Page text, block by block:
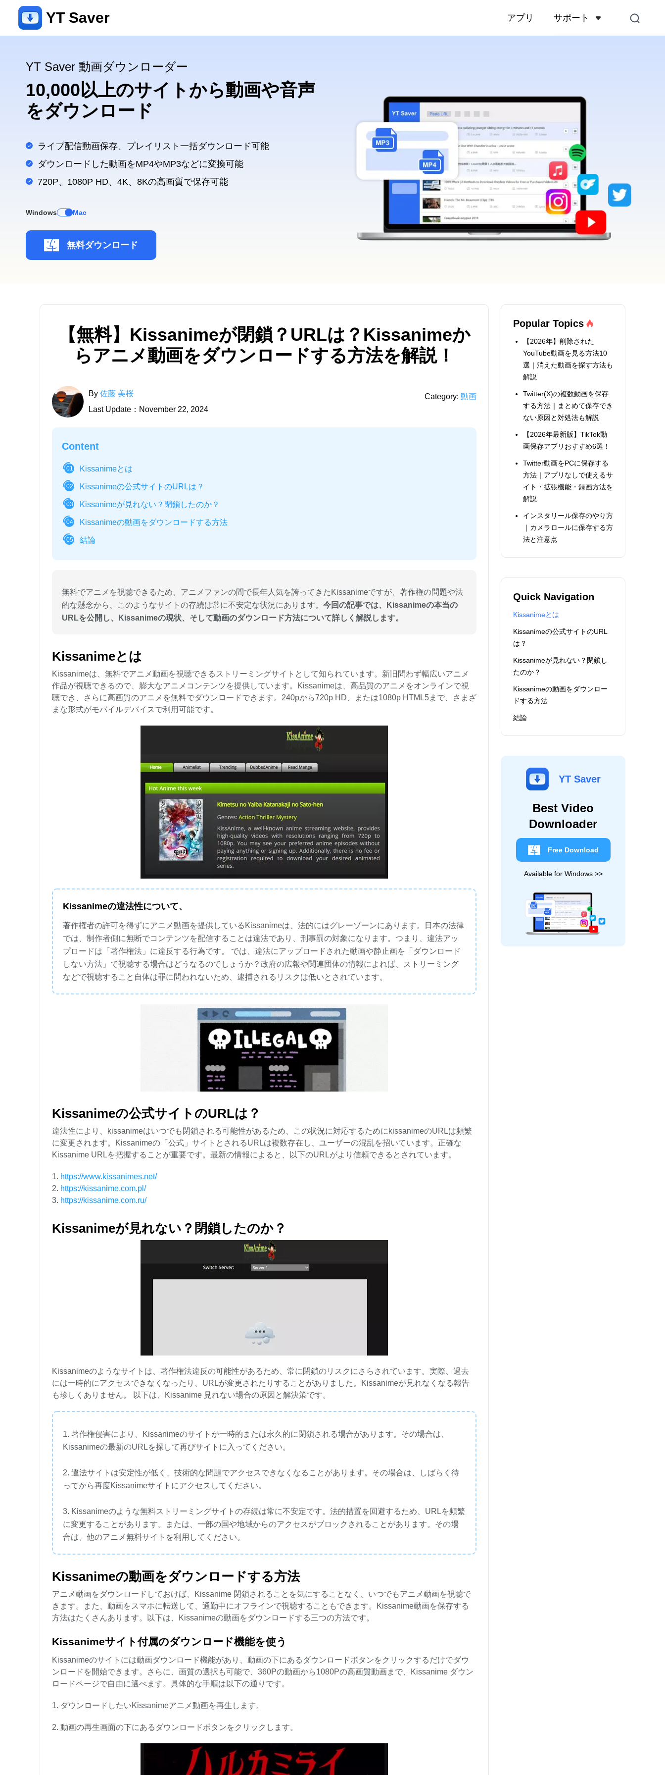
YT Saver アプリ サポート
YT Saver 動画ダウンローダー
10,000以上のサイトから動画や音声
をダウンロード
ライブ配信動画保存、プレイリスト一括ダウンロード可能
ダウンロードした動画をMP4やMP3などに変換可能
720P、1080P HD、4K、8Kの高画質で保存可能
Windows Mac
無料ダウンロード
【無料】Kissanimeが閉鎖？URLは？Kissanimeか
らアニメ動画をダウンロードする方法を解説！
By 佐藤 美桜
Last Update：November 22, 2024
Category: 動画
Content
01 Kissanimeとは
02 Kissanimeの公式サイトのURLは？
03 Kissanimeが見れない？閉鎖したのか？
04 Kissanimeの動画をダウンロードする方法
05 結論
無料でアニメを視聴できるため、アニメファンの間で長年人気を誇ってきたKissanimeですが、著作権の問題や法
的な懸念から、このようなサイトの存続は常に不安定な状況にあります。 今回の記事では、Kissanimeの本当の
URLを公開し、Kissanimeの現状、そして動画のダウンロード方法について詳しく解説します。
Kissanimeとは
Kissanimeは、無料でアニメ動画を視聴できるストリーミングサイトとして知られています。新旧問わず幅広いアニメ
作品が視聴できるので、膨大なアニメコンテンツを提供しています。Kissanimeは、高品質のアニメをオンラインで視
聴でき、さらに高画質のアニメを無料でダウンロードできます。240pから720p HD、または1080p HTML5まで、さまざ
まな形式がモバイルデバイスで利用可能です。
Kissanimeの違法性について、
著作権者の許可を得ずにアニメ動画を提供しているKissanimeは、法的にはグレーゾーンにあります。日本の法律
では、制作者側に無断でコンテンツを配信することは違法であり、刑事罰の対象になります。つまり、違法アッ
プロードは「著作権法」に違反する行為です。 では、違法にアップロードされた動画や静止画を「ダウンロード
しない方法」で視聴する場合はどうなるのでしょうか？政府の広報や関連団体の情報によれば、ストリーミング
などで視聴すること自体は罪に問われないため、逮捕されるリスクは低いとされています。
Kissanimeの公式サイトのURLは？
違法性により、kissanimeはいつでも閉鎖される可能性があるため、この状況に対応するためにkissanimeのURLは頻繁
に変更されます。Kissanimeの「公式」サイトとされるURLは複数存在し、ユーザーの混乱を招いています。正確な
Kissanime URLを把握することが重要です。最新の情報によると、以下のURLがより信頼できるとされています。
1. https://www.kissanimes.net/
2. https://kissanime.com.pl/
3. https://kissanime.com.ru/
Kissanimeが見れない？閉鎖したのか？
Kissanimeのようなサイトは、著作権法違反の可能性があるため、常に閉鎖のリスクにさらされています。実際、過去
には一時的にアクセスできなくなったり、URLが変更されたりすることがありました。Kissanimeが見れなくなる報告
も珍しくありません。 以下は、Kissanime 見れない場合の原因と解決策です。
1. 著作権侵害により、Kissanimeのサイトが一時的または永久的に閉鎖される場合があります。その場合は、
Kissanimeの最新のURLを探して再びサイトに入ってください。
2. 違法サイトは安定性が低く、技術的な問題でアクセスできなくなることがあります。その場合は、しばらく待
ってから再度Kissanimeサイトにアクセスしてください。
3. Kissanimeのような無料ストリーミングサイトの存続は常に不安定です。法的措置を回避するため、URLを頻繁
に変更することがあります。または、一部の国や地域からのアクセスがブロックされることがあります。その場
合は、他のアニメ無料サイトを利用してください。
Kissanimeの動画をダウンロードする方法
アニメ動画をダウンロードしておけば、Kissanime 閉鎖されることを気にすることなく、いつでもアニメ動画を視聴で
きます。また、動画をスマホに転送して、通勤中にオフラインで視聴することもできます。Kissanime動画を保存する
方法はたくさんあります。以下は、Kissanimeの動画をダウンロードする三つの方法です。
Kissanimeサイト付属のダウンロード機能を使う
Kissanimeのサイトには動画ダウンロード機能があり、動画の下にあるダウンロードボタンをクリックするだけでダウ
ンロードを開始できます。さらに、画質の選択も可能で、360Pの動画から1080Pの高画質動画まで、Kissanime ダウン
ロードページで自由に選べます。具体的な手順は以下の通りです。
1. ダウンロードしたいKissanimeアニメ動画を再生します。
2. 動画の再生画面の下にあるダウンロードボタンをクリックします。
Popular Topics
【2026年】削除された
YouTube動画を見る方法10
選｜消えた動画を探す方法も
解説
Twitter(X)の複数動画を保存
する方法｜まとめて保存でき
ない原因と対処法も解説
【2026年最新版】TikTok動
画保存アプリおすすめ6選！
Twitter動画をPCに保存する
方法｜アプリなしで使えるサ
イト・拡張機能・録画方法を
解説
インスタリール保存のやり方
｜カメラロールに保存する方
法と注意点
Quick Navigation
Kissanimeとは
Kissanimeの公式サイトのURL
は？
Kissanimeが見れない？閉鎖し
たのか？
Kissanimeの動画をダウンロー
ドする方法
結論
YT Saver
Best Video
Downloader
Free Download
Available for Windows >>